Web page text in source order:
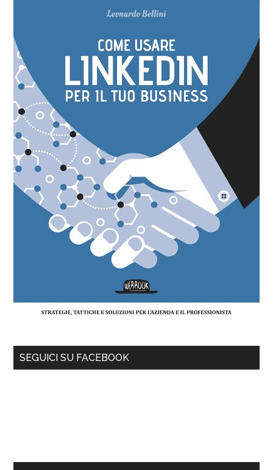
SEGUICI SU FACEBOOK